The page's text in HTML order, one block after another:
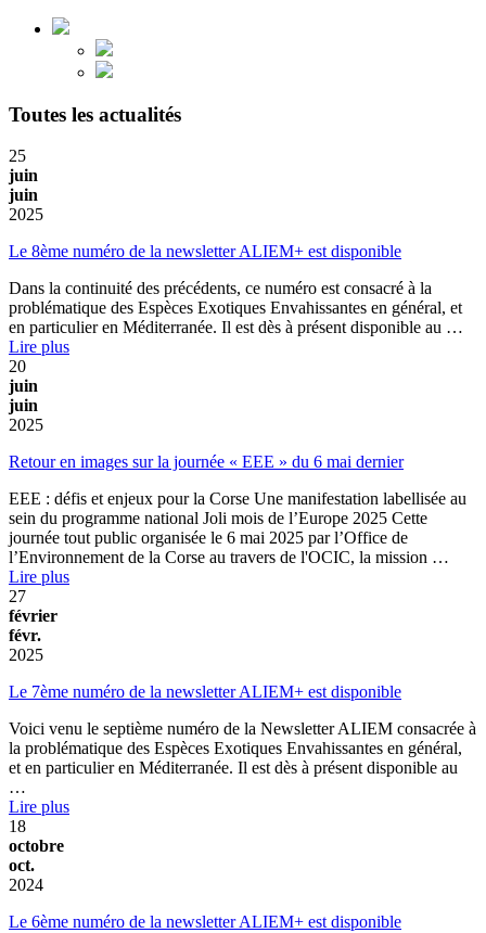
Toutes les actualités
25
juin
juin
2025
Le 8ème numéro de la newsletter ALIEM+ est disponible
Dans la continuité des précédents, ce numéro est consacré à la
problématique des Espèces Exotiques Envahissantes en général, et
en particulier en Méditerranée. Il est dès à présent disponible au …
Lire plus
20
juin
juin
2025
Retour en images sur la journée « EEE » du 6 mai dernier
EEE : défis et enjeux pour la Corse Une manifestation labellisée au
sein du programme national Joli mois de l’Europe 2025 Cette
journée tout public organisée le 6 mai 2025 par l’Office de
l’Environnement de la Corse au travers de l'OCIC, la mission …
Lire plus
27
février
févr.
2025
Le 7ème numéro de la newsletter ALIEM+ est disponible
Voici venu le septième numéro de la Newsletter ALIEM consacrée à
la problématique des Espèces Exotiques Envahissantes en général,
et en particulier en Méditerranée. Il est dès à présent disponible au
…
Lire plus
18
octobre
oct.
2024
Le 6ème numéro de la newsletter ALIEM+ est disponible